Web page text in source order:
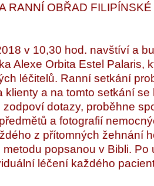
RANNÍ OBŘAD
v 10,30 hod. navštíví a
Alexe Orbita Estel Palaris,
léčitelů. Ranní setkání
klienty a na tomto setkání
zodpoví dotazy, proběhne
a fotografií
z přítomných žehnání
metodu popsanou v Bibli.
léčení každého